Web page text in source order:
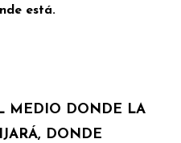
está.
MEDIO DONDE LA
DONDE